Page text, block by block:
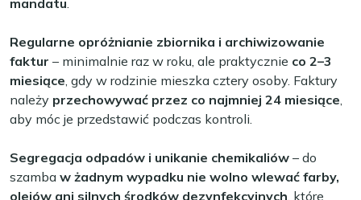
mandatu.
Regularne opróżnianie zbiornika i archiwizowanie
faktur – minimalnie raz w roku, ale praktycznie co 2–3
miesiące, gdy w rodzinie mieszka cztery osoby. Faktury
należy przechowywać przez co najmniej 24 miesiące,
aby móc je przedstawić podczas kontroli.
Segregacja odpadów i unikanie chemikaliów – do
szamba w żadnym wypadku nie wolno wlewać farby,
olejów ani silnych środków dezynfekcyjnych, które